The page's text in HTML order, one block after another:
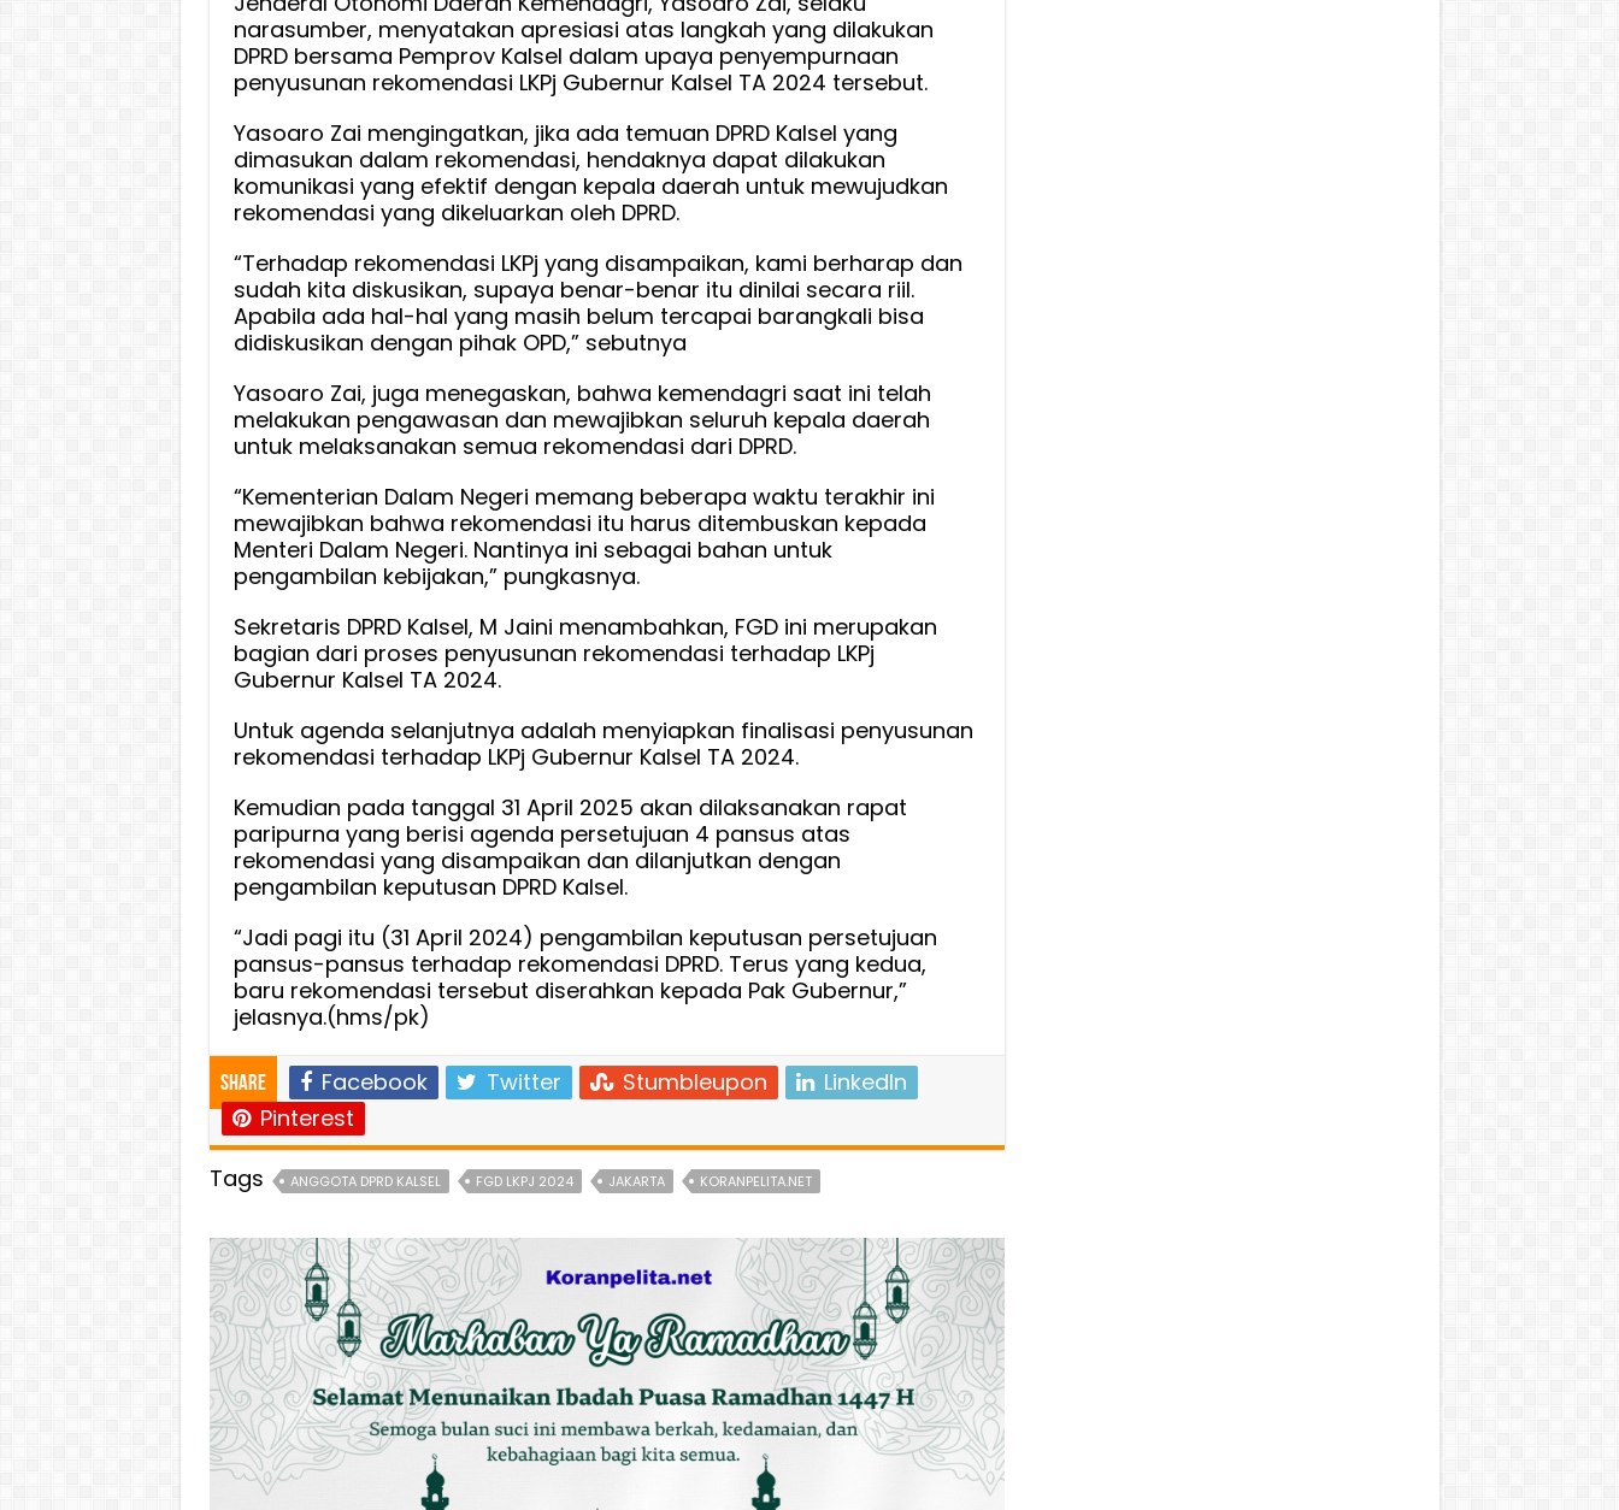
narasumber, menyatakan apresiasi atas langkah yang dilakukan
DPRD bersama Pemprov Kalsel dalam upaya penyempurnaan
penyusunan rekomendasi LKPj Gubernur Kalsel TA 2024 tersebut.
Yasoaro Zai mengingatkan, jika ada temuan DPRD Kalsel yang
dimasukan dalam rekomendasi, hendaknya dapat dilakukan
komunikasi yang efektif dengan kepala daerah untuk mewujudkan
rekomendasi yang dikeluarkan oleh DPRD.
“Terhadap rekomendasi LKPj yang disampaikan, kami berharap dan
sudah kita diskusikan, supaya benar-benar itu dinilai secara riil.
Apabila ada hal-hal yang masih belum tercapai barangkali bisa
didiskusikan dengan pihak OPD,” sebutnya
Yasoaro Zai, juga menegaskan, bahwa kemendagri saat ini telah
melakukan pengawasan dan mewajibkan seluruh kepala daerah
untuk melaksanakan semua rekomendasi dari DPRD.
“Kementerian Dalam Negeri memang beberapa waktu terakhir ini
mewajibkan bahwa rekomendasi itu harus ditembuskan kepada
Menteri Dalam Negeri. Nantinya ini sebagai bahan untuk
pengambilan kebijakan,” pungkasnya.
Sekretaris DPRD Kalsel, M Jaini menambahkan, FGD ini merupakan
bagian dari proses penyusunan rekomendasi terhadap LKPj
Gubernur Kalsel TA 2024.
Untuk agenda selanjutnya adalah menyiapkan finalisasi penyusunan
rekomendasi terhadap LKPj Gubernur Kalsel TA 2024.
Kemudian pada tanggal 31 April 2025 akan dilaksanakan rapat
paripurna yang berisi agenda persetujuan 4 pansus atas
rekomendasi yang disampaikan dan dilanjutkan dengan
pengambilan keputusan DPRD Kalsel.
“Jadi pagi itu (31 April 2024) pengambilan keputusan persetujuan
pansus-pansus terhadap rekomendasi DPRD. Terus yang kedua,
baru rekomendasi tersebut diserahkan kepada Pak Gubernur,”
jelasnya.(hms/pk)
Share Facebook Twitter Stumbleupon
LinkedIn
Pinterest
Tags
ANGGOTA DPRD KALSEL FGD LKPJ 2024 JAKARTA KORANPELITA.NET